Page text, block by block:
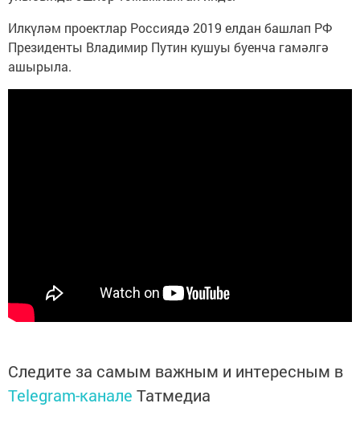
Илкүләм проектлар Россиядә 2019 елдан башлап РФ
Президенты Владимир Путин кушуы буенча гамәлгә
ашырыла.
Следите за самым важным и интересным в
Telegram-канале Татмедиа